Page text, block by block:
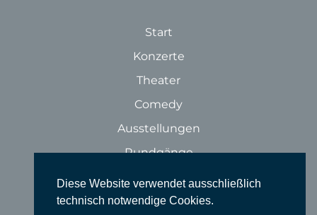
Start
Konzerte
Theater
Comedy
Ausstellungen
Rundgänge
Literatur & Lesungen
Filme
Diese Website verwendet ausschließlich
technisch notwendige Cookies.